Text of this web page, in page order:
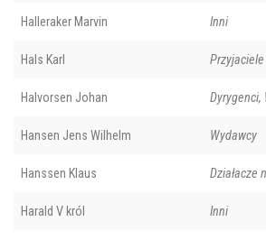
Halleraker Marvin Inni
Hals Karl Przyjaciele
Halvorsen Johan Dyrygenci,
Hansen Jens Wilhelm Wydawcy
Hanssen Klaus Działacze
Harald V król Inni